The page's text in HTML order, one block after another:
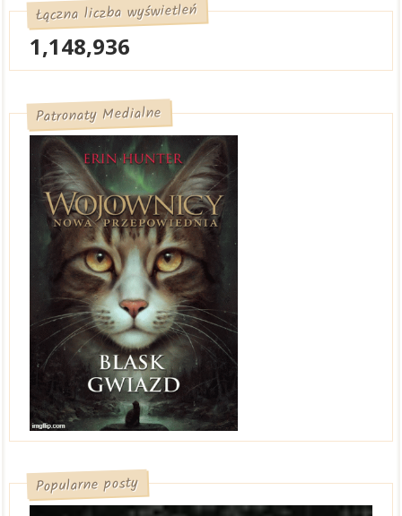
Łączna liczba wyświetleń
1,148,936
Patronaty Medialne
Popularne posty